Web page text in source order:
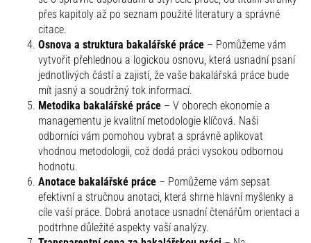
přes kapitoly až po seznam použité literatury a správné
citace.
Osnova a struktura bakalářské práce – Pomůžeme vám
vytvořit přehlednou a logickou osnovu, která usnadní psaní
jednotlivých částí a zajistí, že vaše bakalářská práce bude
mít jasný a soudržný tok informací.
Metodika bakalářské práce – V oborech ekonomie a
managementu je kvalitní metodologie klíčová. Naši
odborníci vám pomohou vybrat a správně aplikovat
vhodnou metodologii, což dodá práci vysokou odbornou
hodnotu.
Anotace bakalářské práce – Pomůžeme vám sepsat
efektivní a stručnou anotaci, která shrne hlavní myšlenky a
cíle vaší práce. Dobrá anotace usnadní čtenářům orientaci a
podtrhne důležité aspekty vaší analýzy.